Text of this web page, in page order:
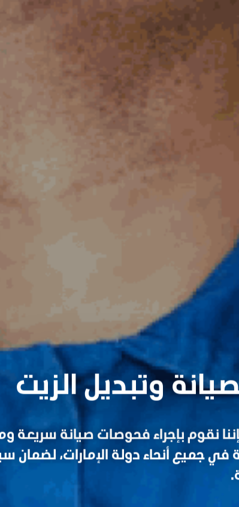
وتبديل الزيت
نقوم بإجراء فحوصات صيانة سريعة
في جميع أنحاء دولة الإمارات،